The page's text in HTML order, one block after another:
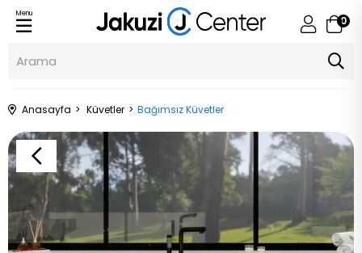
0
Menu
Anasayfa Küvetler Bağımsız Küvetler